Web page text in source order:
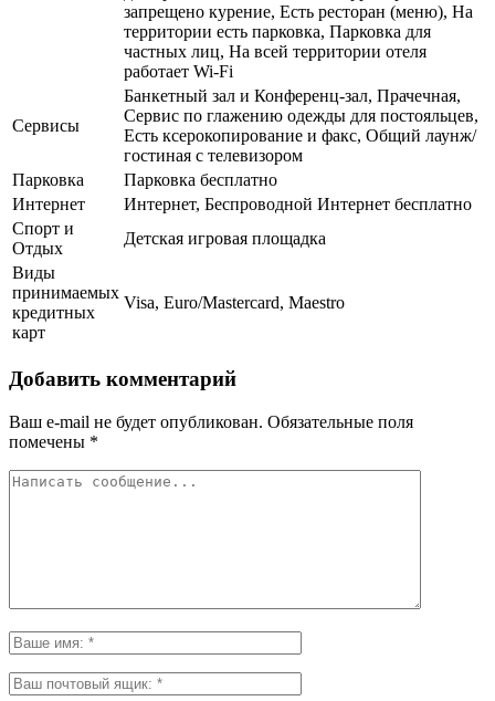
запрещено курение, Есть ресторан (меню), На
территории есть парковка, Парковка для
частных лиц, На всей территории отеля
работает Wi-Fi
Сервисы
Банкетный зал и Конференц-зал, Прачечная,
Сервис по глажению одежды для постояльцев,
Есть ксерокопирование и факс, Общий лаунж/
гостиная с телевизором
Парковка
Парковка бесплатно
Интернет
Интернет, Беспроводной Интернет бесплатно
Спорт и
Отдых
Детская игровая площадка
Виды
принимаемых
кредитных
карт
Visa, Euro/Mastercard, Maestro
Добавить комментарий
Ваш e-mail не будет опубликован. Обязательные поля
помечены *